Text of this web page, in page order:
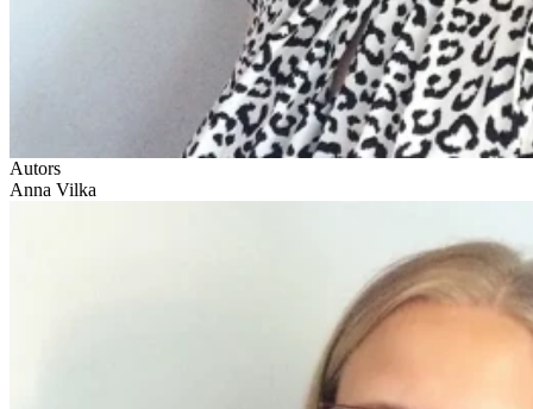
Autors
Anna Vilka